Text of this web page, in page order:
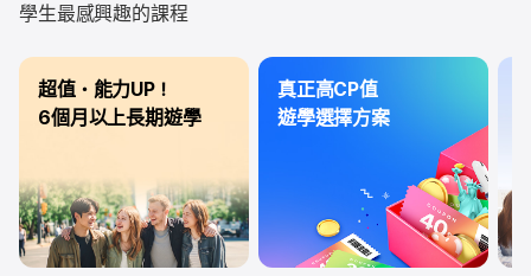
學生最感興趣的課程
超值・能力UP！
6個月以上長期遊學
真正高CP值
遊學選擇方案